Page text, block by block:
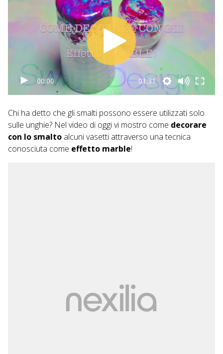
00:00 01:31
Chi ha detto che gli smalti possono essere utilizzati solo
sulle unghie? Nel video di oggi vi mostro come decorare
con lo smalto alcuni vasetti attraverso una tecnica
conosciuta come effetto marble!